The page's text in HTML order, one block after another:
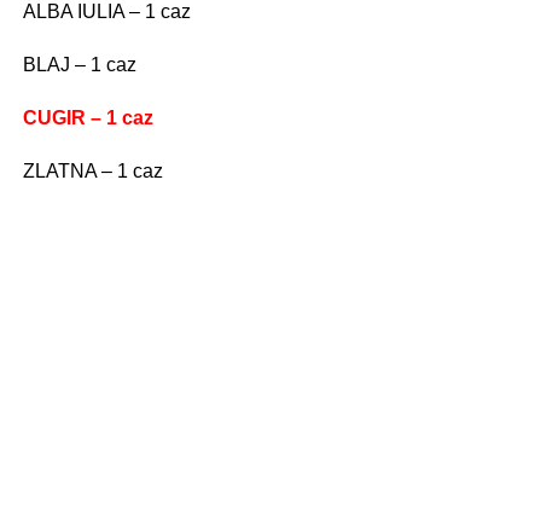
ALBA IULIA – 1 caz
BLAJ – 1 caz
CUGIR – 1 caz
ZLATNA – 1 caz